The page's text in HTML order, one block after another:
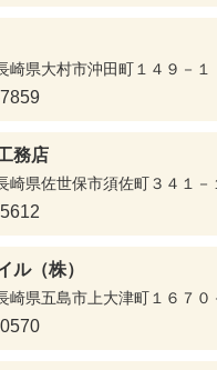
崎県大村市沖田町１４９－１
務店
崎県佐世保市須佐町３４１－
ル（株）
崎県五島市上大津町１６７０